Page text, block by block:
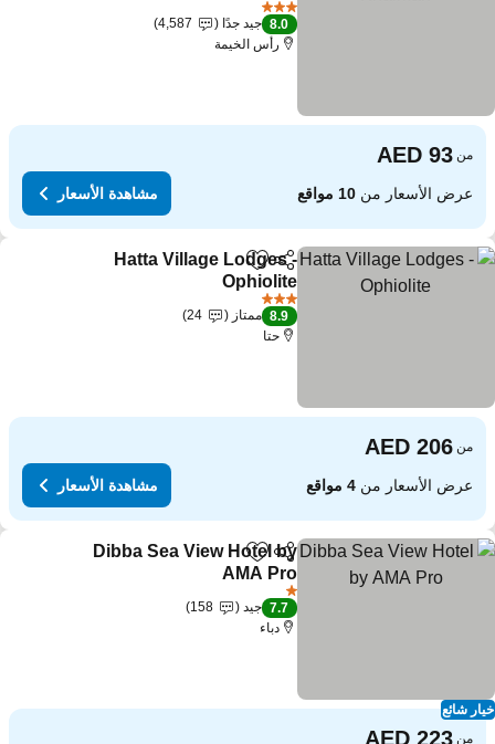
8.0 جيد جدًا
4,587
رأس الخيمة
من
عرض الأسعار من10 مواقع مشاهدة الأسعار
مشاركةAdd to favorites
Hatta Village Lodges -
Ophiolite
8.9 ممتاز
24
حتا
من
عرض الأسعار من4 مواقع مشاهدة الأسعار
شائع
مشاركةAdd to favorites
Dibba Sea View Hotel by
AMA Pro
7.7 جيد
158
دباء
من